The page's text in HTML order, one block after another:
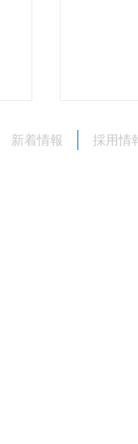
新着情報 採用情